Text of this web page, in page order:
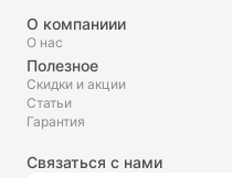
О компаниии
О нас
Полезное
Скидки и акции
Статьи
Гарантия
Связаться с нами